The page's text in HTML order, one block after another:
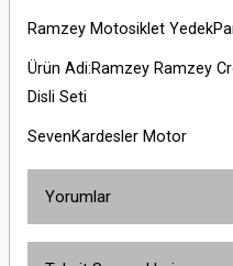
Ramzey Motosiklet
Ürün Adi:Ramzey Ramzey
Disli Seti
SevenKardesler Motor
Yorumlar